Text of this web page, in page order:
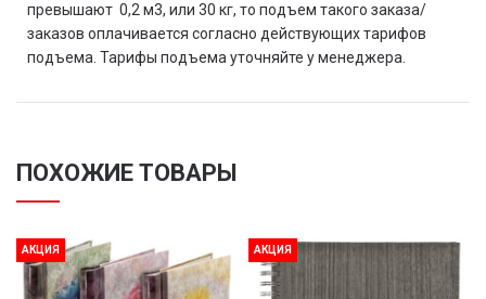
превышают 0,2 м3, или 30 кг, то подъем такого заказа/
заказов оплачивается согласно действующих тарифов
подъема. Тарифы подъема уточняйте у менеджера.
ПОХОЖИЕ ТОВАРЫ
АКЦИЯ АКЦИЯ